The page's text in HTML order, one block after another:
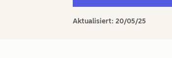
Aktualisiert: 20/05/25